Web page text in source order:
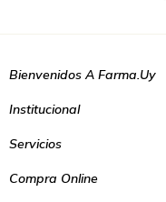
Bienvenidos A Farma.uy
Institucional
Servicios
Compra Online